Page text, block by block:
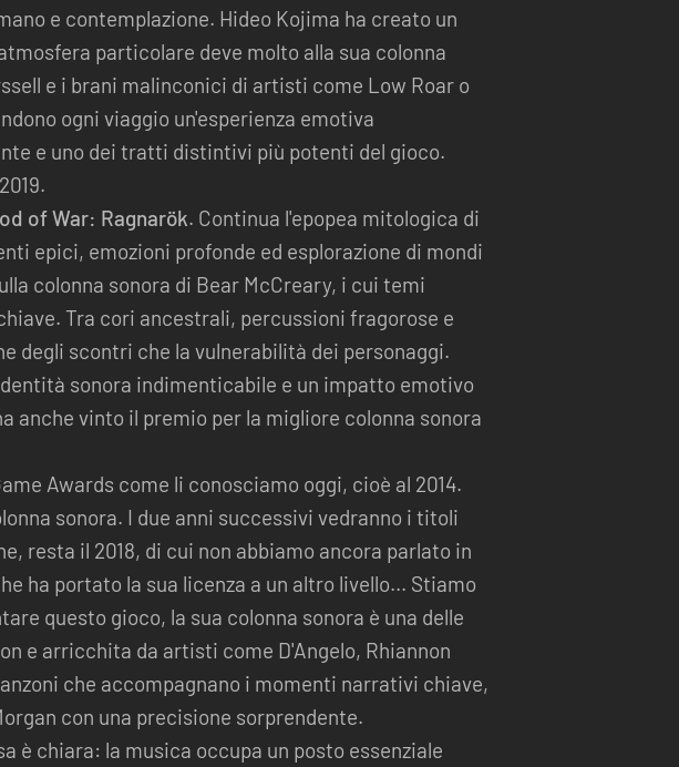
e contemplazione. Hideo Kojima ha creato un
particolare deve molto alla sua colonna
e i brani malinconici di artisti come Low Roar o
ogni viaggio un'esperienza emotiva
e uno dei tratti distintivi più potenti del gioco.
of War: Ragnarök. Continua l'epopea mitologica di
epici, emozioni profonde ed esplorazione di mondi
colonna sonora di Bear McCreary, i cui temi
Tra cori ancestrali, percussioni fragorose e
degli scontri che la vulnerabilità dei personaggi.
sonora indimenticabile e un impatto emotivo
anche vinto il premio per la migliore colonna sonora
Awards come li conosciamo oggi, cioè al 2014.
sonora. I due anni successivi vedranno i titoli
resta il 2018, di cui non abbiamo ancora parlato in
ha portato la sua licenza a un altro livello... Stiamo
questo gioco, la sua colonna sonora è una delle
e arricchita da artisti come D'Angelo, Rhiannon
che accompagnano i momenti narrativi chiave,
con una precisione sorprendente.
è chiara: la musica occupa un posto essenziale